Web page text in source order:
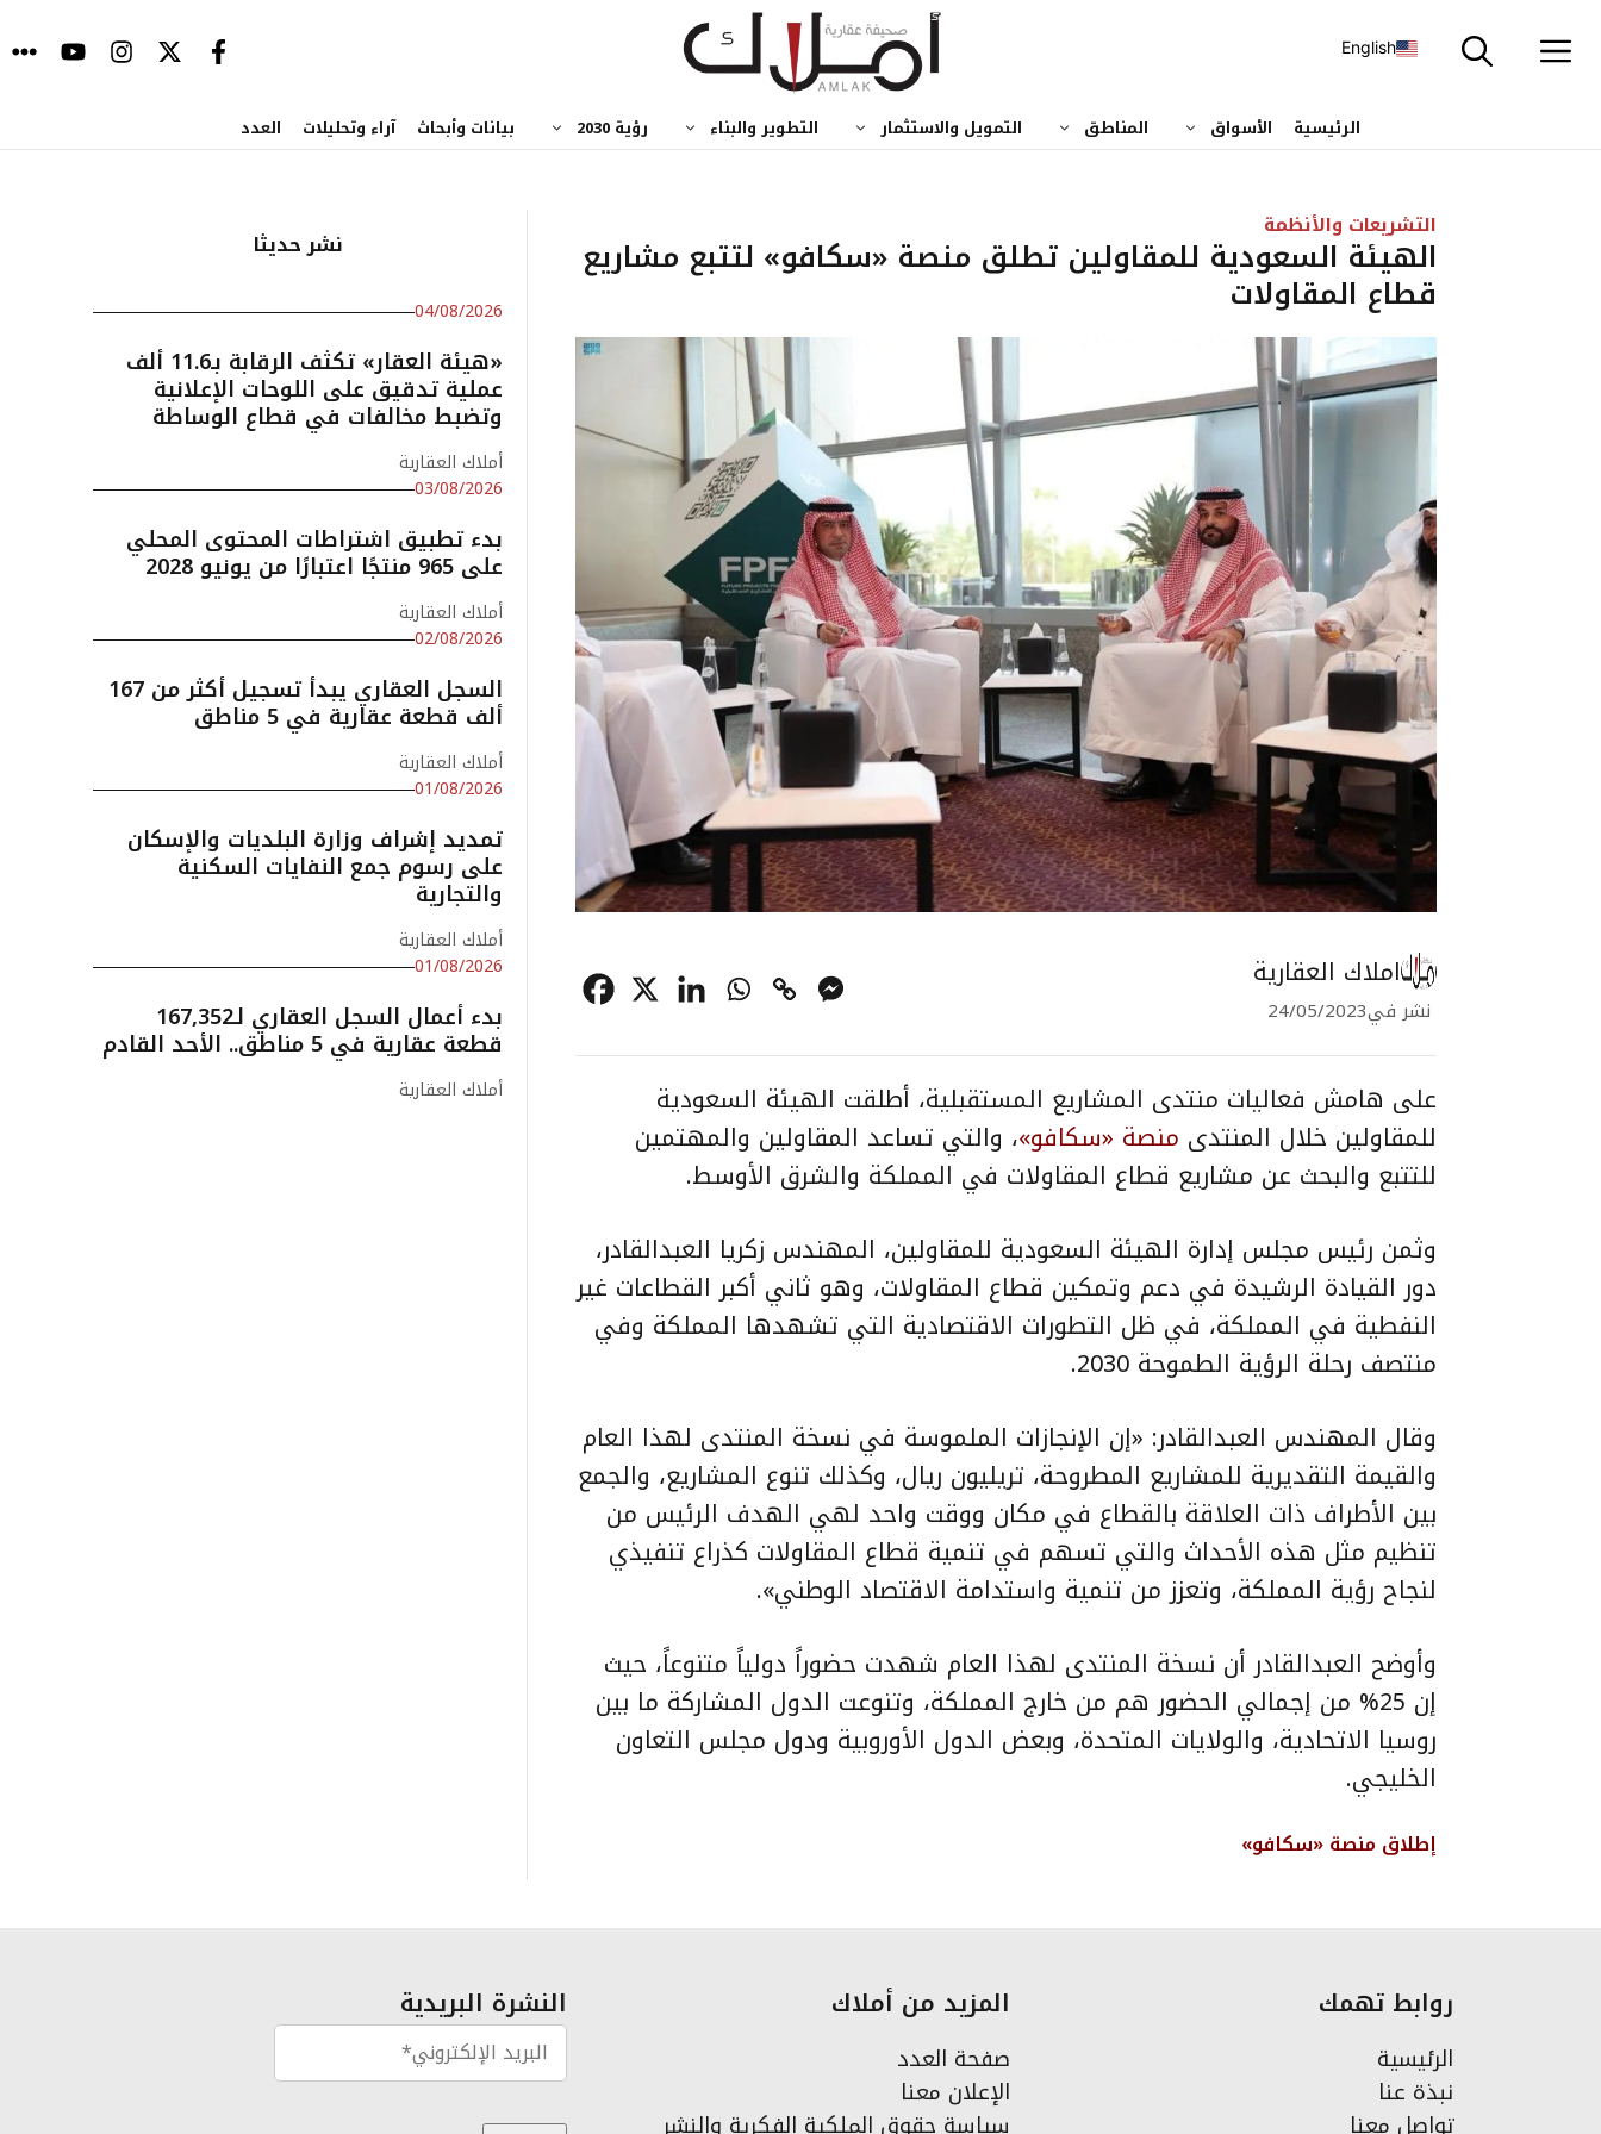
إلى
English
الرئيسية الأسواق المناطق التمويل والاستثمار التطوير والبناء رؤية 2030 بيانات وأبحاث آراء وتحليلات العدد
التشريعات والأنظمة
الهيئة السعودية للمقاولين تطلق منصة «سكافو» لتتبع مشاريع
قطاع المقاولات
املاك العقارية
نشر في24/05/2023
على هامش فعاليات منتدى المشاريع المستقبلية، أطلقت الهيئة السعودية
للمقاولين خلال المنتدى منصة «سكافو»، والتي تساعد المقاولين والمهتمين
للتتبع والبحث عن مشاريع قطاع المقاولات في المملكة والشرق الأوسط.
وثمن رئيس مجلس إدارة الهيئة السعودية للمقاولين، المهندس زكريا العبدالقادر،
دور القيادة الرشيدة في دعم وتمكين قطاع المقاولات، وهو ثاني أكبر القطاعات غير
النفطية في المملكة، في ظل التطورات الاقتصادية التي تشهدها المملكة وفي
منتصف رحلة الرؤية الطموحة 2030.
وقال المهندس العبدالقادر: «إن الإنجازات الملموسة في نسخة المنتدى لهذا العام
والقيمة التقديرية للمشاريع المطروحة، تريليون ريال، وكذلك تنوع المشاريع، والجمع
بين الأطراف ذات العلاقة بالقطاع في مكان ووقت واحد لهي الهدف الرئيس من
تنظيم مثل هذه الأحداث والتي تسهم في تنمية قطاع المقاولات كذراع تنفيذي
لنجاح رؤية المملكة، وتعزز من تنمية واستدامة الاقتصاد الوطني».
وأوضح العبدالقادر أن نسخة المنتدى لهذا العام شهدت حضوراً دولياً متنوعاً، حيث
إن 25% من إجمالي الحضور هم من خارج المملكة، وتنوعت الدول المشاركة ما بين
روسيا الاتحادية، والولايات المتحدة، وبعض الدول الأوروبية ودول مجلس التعاون
الخليجي.
إطلاق منصة «سكافو»
نشر حديثا
04/08/2026
«هيئة العقار» تكثف الرقابة بـ11.6 ألف
عملية تدقيق على اللوحات الإعلانية
وتضبط مخالفات في قطاع الوساطة
أملاك العقارية
03/08/2026
بدء تطبيق اشتراطات المحتوى المحلي
على 965 منتجًا اعتبارًا من يونيو 2028
أملاك العقارية
02/08/2026
السجل العقاري يبدأ تسجيل أكثر من 167
ألف قطعة عقارية في 5 مناطق
أملاك العقارية
01/08/2026
تمديد إشراف وزارة البلديات والإسكان
على رسوم جمع النفايات السكنية
والتجارية
أملاك العقارية
01/08/2026
بدء أعمال السجل العقاري لـ167,352
قطعة عقارية في 5 مناطق.. الأحد القادم
أملاك العقارية
روابط تهمك
الرئيسية
نبذة عنا
تواصل معنا
المزيد من أملاك
صفحة العدد
الإعلان معنا
سياسة حقوق الملكية الفكرية والنشر
النشرة البريدية